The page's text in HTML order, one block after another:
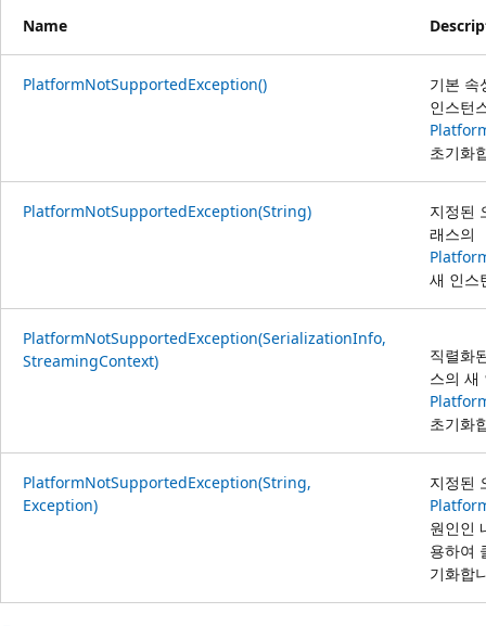
Name
PlatformNotSupportedException()
기본 속
인스턴
초기화
PlatformNotSupportedException(String)
지정된
래스의
새 인스
PlatformNotSupportedException(SerializationInfo,
StreamingContext)
직렬화
스의 새
초기화
PlatformNotSupportedException(String,
Exception)
지정된
원인인
용하여
기화합